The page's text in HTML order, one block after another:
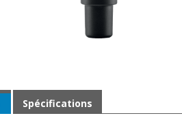
Spécifications